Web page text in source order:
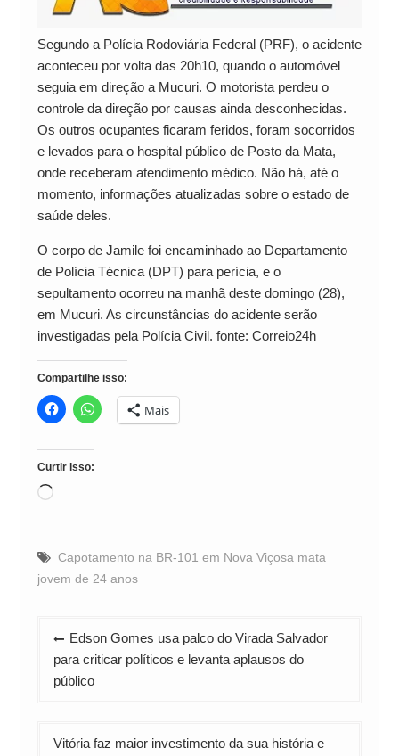
Segundo a Polícia Rodoviária Federal (PRF), o acidente
aconteceu por volta das 20h10, quando o automóvel
seguia em direção a Mucuri. O motorista perdeu o
controle da direção por causas ainda desconhecidas.
Os outros ocupantes ficaram feridos, foram socorridos
e levados para o hospital público de Posto da Mata,
onde receberam atendimento médico. Não há, até o
momento, informações atualizadas sobre o estado de
saúde deles.
O corpo de Jamile foi encaminhado ao Departamento
de Polícia Técnica (DPT) para perícia, e o
sepultamento ocorreu na manhã deste domingo (28),
em Mucuri. As circunstâncias do acidente serão
investigadas pela Polícia Civil. fonte: Correio24h
Compartilhe isso:
Mais
Curtir isso:
Carregando...
Capotamento na BR-101 em Nova Viçosa mata
jovem de 24 anos
Navegação
de
Post
Edson Gomes usa palco do Virada Salvador
para criticar políticos e levanta aplausos do
público
Vitória faz maior investimento da sua história e